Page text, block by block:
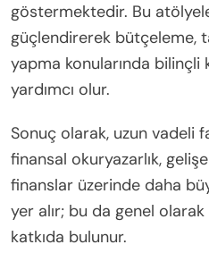
Kişisel finans atölyeleri,
sağlayarak toplum refahını
Katılımcılar genellikle stres
ve finansal yönetim
bildirirler.
Atölyeler, bireylerin
paylaşmalarını teşvik
oluşturur. Bu toplumsal yön,